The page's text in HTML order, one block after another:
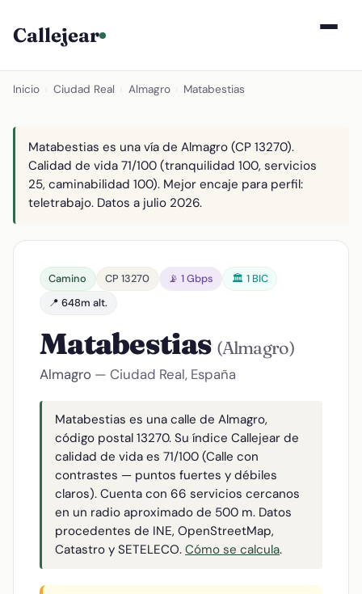
Callejear
Inicio Ciudad Real Almagro Matabestias
Matabestias es una vía de Almagro (CP 13270).
Calidad de vida 71/100 (tranquilidad 100, servicios
25, caminabilidad 100). Mejor encaje para perfil:
teletrabajo. Datos a julio 2026.
Camino CP 13270 📡 1 Gbps
🏛️ 1 BIC
📍 648m alt.
Matabestias (Almagro)
Almagro — Ciudad Real, España
Matabestias es una calle de Almagro,
código postal 13270. Su índice Callejear de
calidad de vida es 71/100 (Calle con
contrastes — puntos fuertes y débiles
claros). Cuenta con 66 servicios cercanos
en un radio aproximado de 500 m. Datos
procedentes de INE, OpenStreetMap,
Catastro y SETELECO. Cómo se calcula.